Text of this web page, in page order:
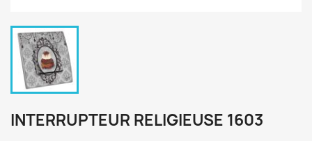
INTERRUPTEUR RELIGIEUSE 1603